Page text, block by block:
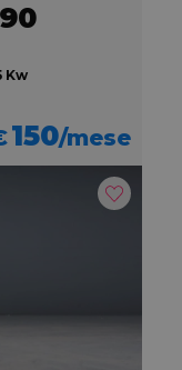
Kw
150/mese